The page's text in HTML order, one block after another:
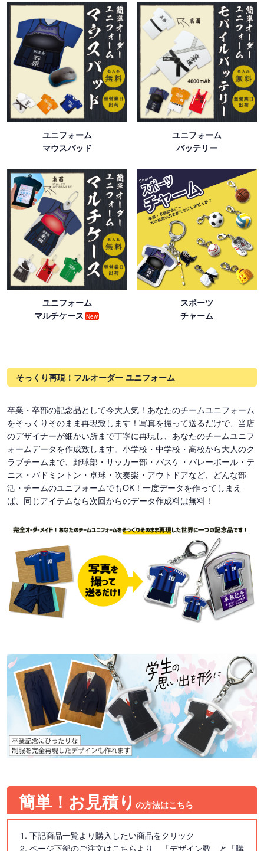
ユニフォーム
マウスパッド
ユニフォーム
バッテリー
ユニフォーム
マルチケース New
スポーツ
チャーム
そっくり再現！フルオーダー ユニフォーム
卒業・卒部の記念品として今大人気！あなたのチームユニフォーム
をそっくりそのまま再現致します！写真を撮って送るだけで、当店
のデザイナーが細かい所まで丁寧に再現し、あなたのチームユニフ
ォームデータを作成致します。小学校・中学校・高校から大人のク
ラブチームまで、野球部・サッカー部・バスケ・バレーボール・テ
ニス・バドミントン・卓球・吹奏楽・アウトドアなど、どんな部
活・チームのユニフォームでもOK！一度データを作ってしまえ
ば、同じアイテムなら次回からのデータ作成料は無料！
簡単！お見積り の方法はこちら
1. 下記商品一覧より購入したい商品をクリック
2. ページ下部のご注文はこちらより、「デザイン数」と「購